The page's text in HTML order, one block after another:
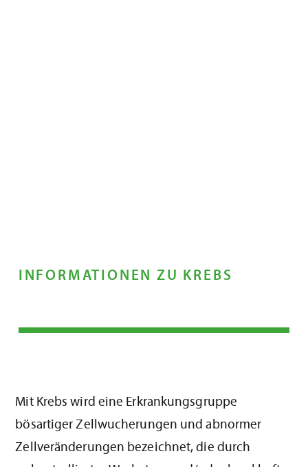
INFORMATIONEN ZU KREBS
Mit Krebs wird eine Erkrankungsgruppe
bösartiger Zellwucherungen und abnormer
Zellveränderungen bezeichnet, die durch